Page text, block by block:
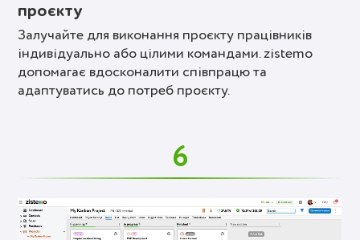
проєкту
Залучайте для виконання проєкту працівників
індивідуально або цілими командами. zistemo
допомагає вдосконалити співпрацю та
адаптуватись до потреб проєкту.
6